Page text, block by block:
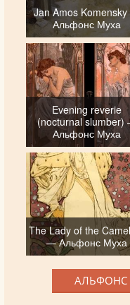
Jan Amos
Альфонс Муха
Evening reverie
(nocturnal
Альфонс Муха
The Lady of the
— Альфонс Муха
АЛЬФОНС